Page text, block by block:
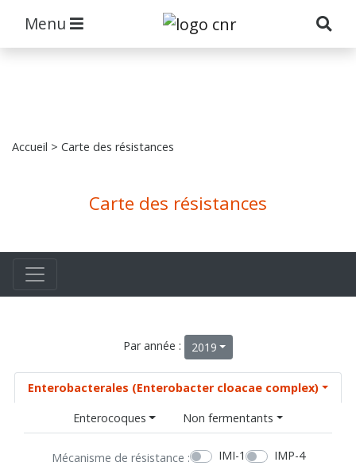
Menu
Accueil > Carte des résistances
Carte des résistances
Par année : 2019
Enterobacterales (Enterobacter cloacae complex)
Enterocoques
Non fermentants
Mécanisme de résistance : IMI-1
IMP-4